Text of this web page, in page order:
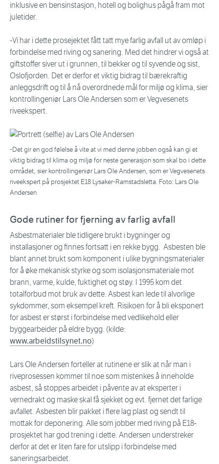
inklusive en bensinstasjon, hotell og bolighus pågå fram mot
juletider.
-Vi har i dette prosejektet fått tatt mye farlig avfall ut av omløp i
forbindelse med riving og sanering. Med det hindrer vi også at
giftstoffer siver ut i grunnen, til bekker og til syvende og sist,
Oslofjorden. Det er derfor et viktig bidrag til bærekraftig
anleggsdrift og til å nå overordnede mål for miljø og klima, sier
kontrollingeniør Lars Ole Andersen som er Vegvesenets
riveekspert.
-Det gir en god følelse å vite at vi med denne jobben også kan gi et
viktig bidrag til klima og miljø for neste generasjon som skal bo i dette
området, sier kontrollingeniør Lars Ole Andersen, som er Vegvesenets
riveekspert på prosjektet E18 Lysaker-Ramstadsletta. Foto: Lars Ole
Andersen
Gode rutiner for fjerning av farlig avfall
Asbestmaterialer ble tidligere brukt i bygninger og
installasjoner og finnes fortsatt i en rekke bygg. Asbesten ble
blant annet brukt som komponent i ulike bygningsmaterialer
for å øke mekanisk styrke og som isolasjonsmateriale mot
brann, varme, kulde, fuktighet og støy. I 1995 kom det
totalforbud mot bruk av dette. Asbest kan lede til alvorlige
sykdommer, som eksempel kreft. Risikoen for å bli eksponert
for asbest er størst i forbindelse med vedlikehold eller
byggearbeider på eldre bygg. (kilde:
www.arbeidstilsynet.no)
Lars Ole Andersen forteller at rutinene er slik at når man i
riveprosessen kommer til noe som mistenkes å inneholde
asbest, så stoppes arbeidet i påvente av at eksperter i
vernedrakt og maske skal få sjekket og evt. fjernet det farlige
avfallet. Asbesten blir pakket i flere lag plast og sendt til
mottak for deponering. Alle som jobber med riving på E18-
prosjektet har god trening i dette. Andersen understreker
derfor at det er liten fare for utslipp i forbindelse med
saneringsarbeidet.